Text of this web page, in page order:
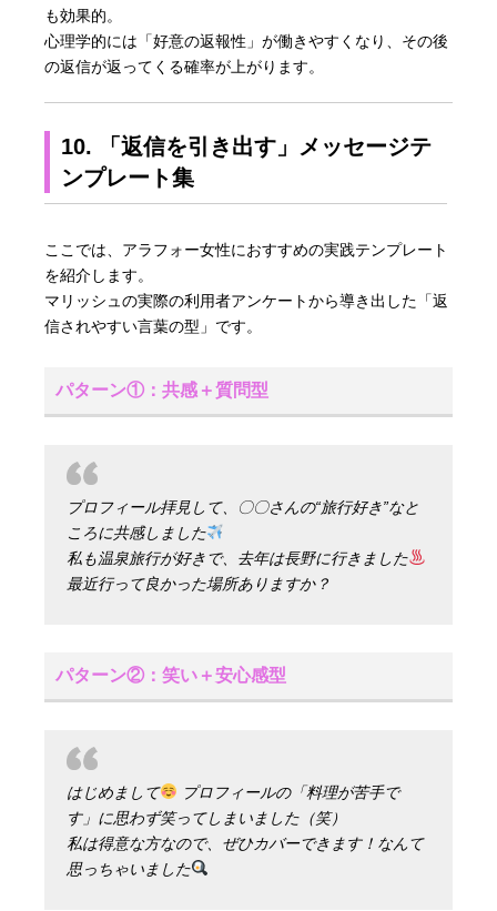
も効果的。
心理学的には「好意の返報性」が働きやすくなり、その後
の返信が返ってくる確率が上がります。
10. 「返信を引き出す」メッセージテ
ンプレート集
ここでは、アラフォー女性におすすめの実践テンプレート
を紹介します。
マリッシュの実際の利用者アンケートから導き出した「返
信されやすい言葉の型」です。
パターン①：共感＋質問型
プロフィール拝見して、〇〇さんの“旅行好き”なと
ころに共感しました
私も温泉旅行が好きで、去年は長野に行きました
最近行って良かった場所ありますか？
パターン②：笑い＋安心感型
はじめまして
プロフィールの「料理が苦手で
す」に思わず笑ってしまいました（笑）
私は得意な方なので、ぜひカバーできます！なんて
思っちゃいました